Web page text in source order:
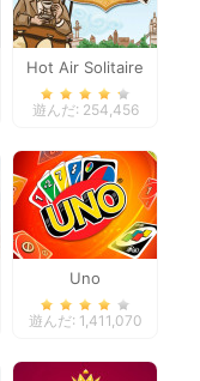
Hot Air Solitaire
遊んだ: 254,456
Uno
遊んだ: 1,411,070